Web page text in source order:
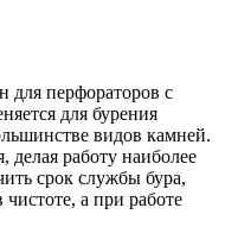
для перфораторов с
для бурения
видов камней.
делая работу наиболее
срок службы бура,
а при работе